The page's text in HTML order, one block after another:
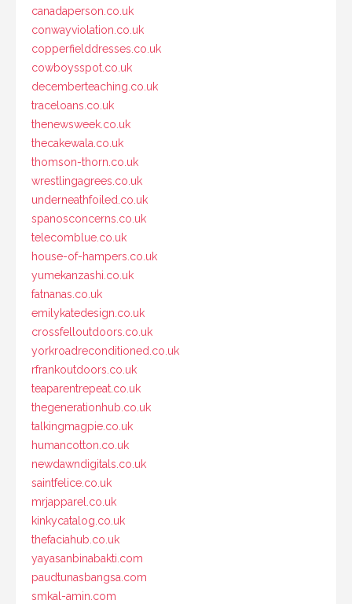
canadaperson.co.uk
conwayviolation.co.uk
copperfielddresses.co.uk
cowboysspot.co.uk
decemberteaching.co.uk
traceloans.co.uk
thenewsweek.co.uk
thecakewala.co.uk
thomson-thorn.co.uk
wrestlingagrees.co.uk
underneathfoiled.co.uk
spanosconcerns.co.uk
telecomblue.co.uk
house-of-hampers.co.uk
yumekanzashi.co.uk
fatnanas.co.uk
emilykatedesign.co.uk
crossfelloutdoors.co.uk
yorkroadreconditioned.co.uk
rfrankoutdoors.co.uk
teaparentrepeat.co.uk
thegenerationhub.co.uk
talkingmagpie.co.uk
humancotton.co.uk
newdawndigitals.co.uk
saintfelice.co.uk
mrjapparel.co.uk
kinkycatalog.co.uk
thefaciahub.co.uk
yayasanbinabakti.com
paudtunasbangsa.com
smkal-amin.com